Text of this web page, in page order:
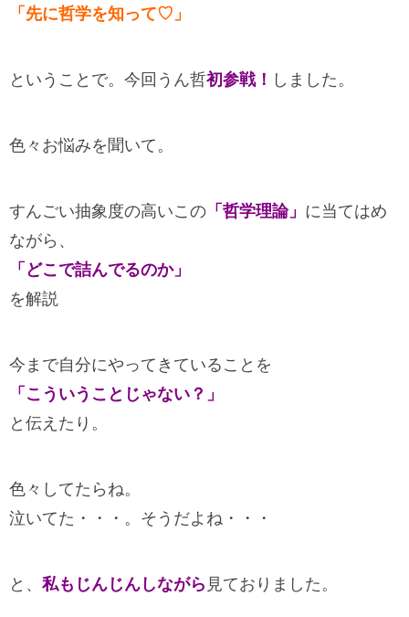
「先に哲学を知って♡」
ということで。今回うん哲初参戦！ しました。
色々お悩みを聞いて。
すんごい抽象度の高いこの 「哲学理論」 に当てはめ
ながら、
「どこで詰んでるのか」
を解説
今まで自分にやってきていることを
「こういうことじゃない？」
と伝えたり。
色々してたらね。
泣いてた・・・。そうだよね・・・
と、 私もじんじんしながら 見ておりました。